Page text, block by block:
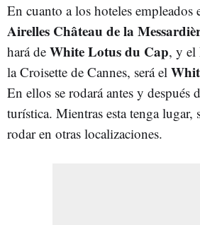
En cuanto a los hoteles empleados
Airelles Château de la
hará de White Lotus du Cap, y el
la Croisette de Cannes, será el
En ellos se rodará antes y después
turística. Mientras esta tenga lugar,
rodar en otras localizaciones.